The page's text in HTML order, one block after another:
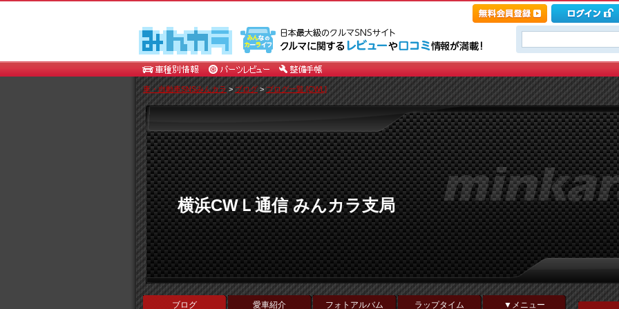
車・自動車SNSみんカラ>ブログ>ブログ一覧 [CWL]
横浜CWＬ通信 みんカラ支局
ブログ 愛車紹介 フォトアルバム ラップタイム ▼メニュー